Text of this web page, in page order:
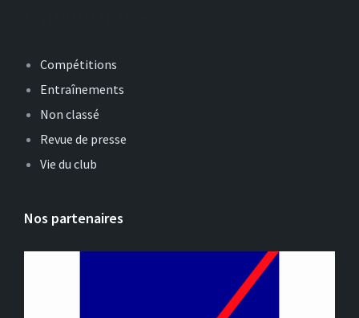
Compétitions
Entraînements
Non classé
Revue de presse
Vie du club
Nos partenaires